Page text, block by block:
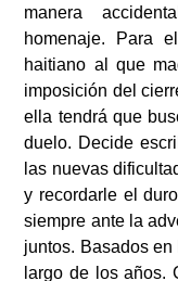
manera
homenaje. Para
haitiano al que
imposición del
ella tendrá que
duelo. Decide
las nuevas
y recordarle el
siempre ante la
juntos. Basados
largo de los años.